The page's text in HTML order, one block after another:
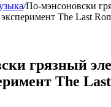
/По-мэнсоновски
The Last
грязный
The